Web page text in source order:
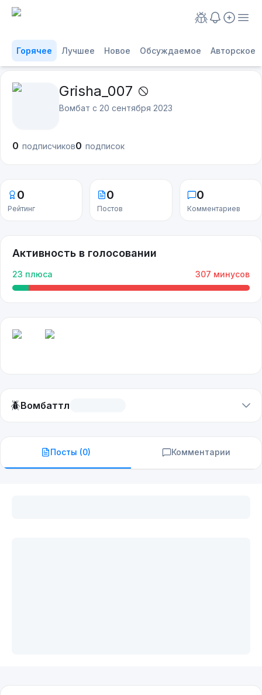
Горячее Лучшее Новое Обсуждаемое Авторское
Grisha_007
Вомбат с 20 сентября 2023
0 подписчиков0 подписок
0
Рейтинг
0
Постов
0
Комментариев
Активность в голосовании
23 плюса 307 минусов
🪲Вомбаттл
Посты (0) Комментарии